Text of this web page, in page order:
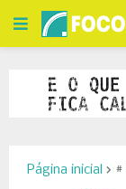
Página inicial #